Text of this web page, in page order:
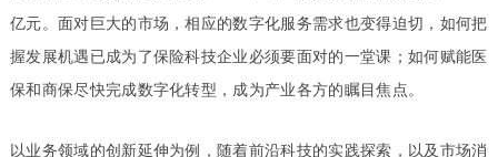
亿元。面对巨大的市场，相应的数字化服务需求也变得迫切，如何把
握发展机遇已成为了保险科技企业必须要面对的一堂课；如何赋能医
保和商保尽快完成数字化转型，成为产业各方的瞩目焦点。
以业务领域的创新延伸为例，随着前沿科技的实践探索，以及市场消